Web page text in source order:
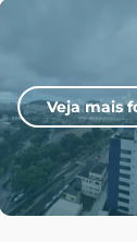
Veja mais